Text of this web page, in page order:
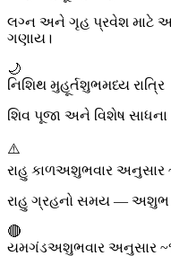
લગ્ન અને ગૃહ પ્રવેશ માટે
ગણાય।
🌙
નિશિથ મુહૂર્તશુભમધ્ય રાત્રિ
શિવ પૂજા અને વિશેષ સાધના
⚠️
રાહુ કાળઅશુભવાર અનુસાર
રાહુ ગ્રહનો સમય — અશુભ।
🔴
યમગંડઅશુભવાર અનુસાર